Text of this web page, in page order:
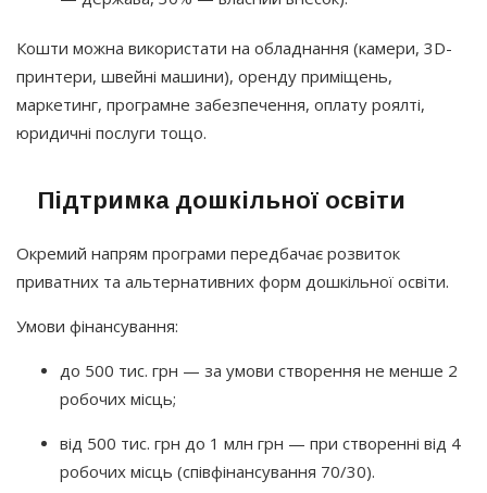
Кошти можна використати на обладнання (камери, 3D-
принтери, швейні машини), оренду приміщень,
маркетинг, програмне забезпечення, оплату роялті,
юридичні послуги тощо.
Підтримка дошкільної освіти
Окремий напрям програми передбачає розвиток
приватних та альтернативних форм дошкільної освіти.
Умови фінансування:
до 500 тис. грн — за умови створення не менше 2
робочих місць;
від 500 тис. грн до 1 млн грн — при створенні від 4
робочих місць (співфінансування 70/30).